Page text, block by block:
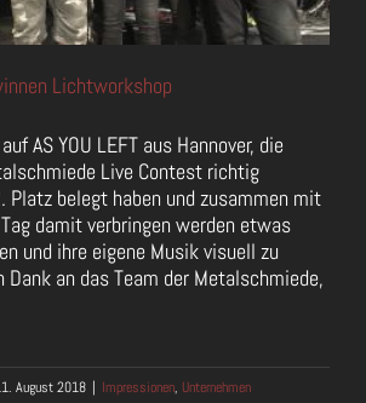
Lichtworkshop
AS YOU LEFT aus Hannover, die
Live Contest richtig
Platz belegt haben und zusammen mit
damit verbringen werden etwas
und ihre eigene Musik visuell zu
an das Team der Metalschmiede,
August 2018 | Impressionen, Unternehmen